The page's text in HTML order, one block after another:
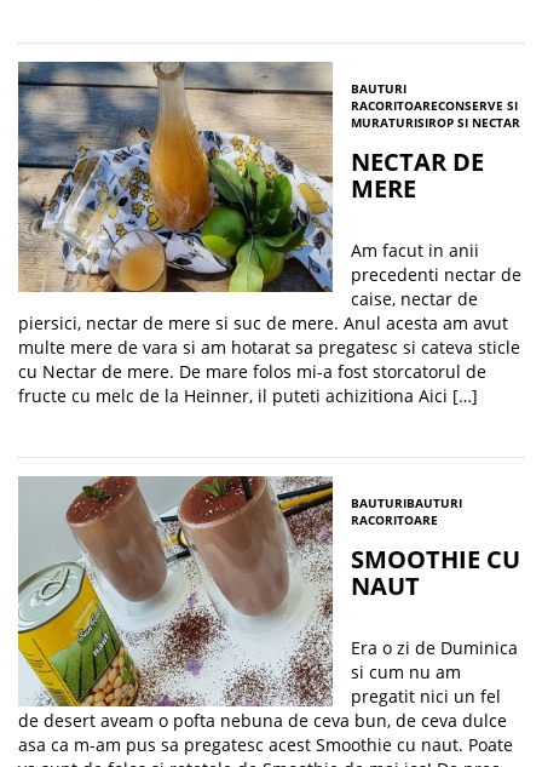
BAUTURI
RACORITOARECONSERVE SI
MURATURISIROP SI NECTAR
NECTAR DE
MERE
Am facut in anii
precedenti nectar de
caise, nectar de
piersici, nectar de mere si suc de mere. Anul acesta am avut
multe mere de vara si am hotarat sa pregatesc si cateva sticle
cu Nectar de mere. De mare folos mi-a fost storcatorul de
fructe cu melc de la Heinner, il puteti achizitiona Aici […]
BAUTURIBAUTURI
RACORITOARE
SMOOTHIE CU
NAUT
Era o zi de Duminica
si cum nu am
pregatit nici un fel
de desert aveam o pofta nebuna de ceva bun, de ceva dulce
asa ca m-am pus sa pregatesc acest Smoothie cu naut. Poate